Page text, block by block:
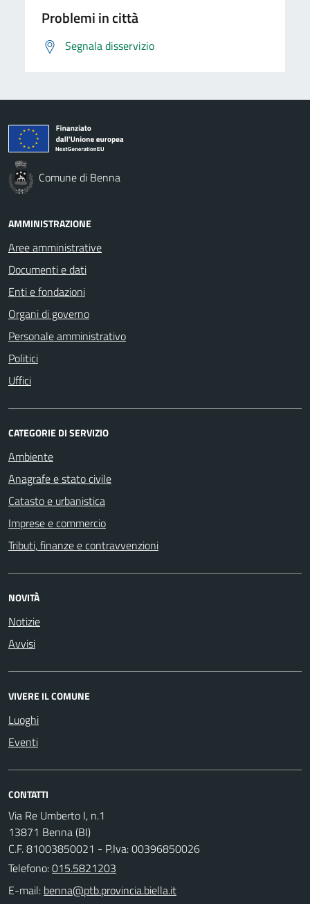
Problemi in città
Segnala disservizio
Comune di Benna
AMMINISTRAZIONE
Aree amministrative
Documenti e dati
Enti e fondazioni
Organi di governo
Personale amministrativo
Politici
Uffici
CATEGORIE DI SERVIZIO
Ambiente
Anagrafe e stato civile
Catasto e urbanistica
Imprese e commercio
Tributi, finanze e contravvenzioni
NOVITÀ
Notizie
Avvisi
VIVERE IL COMUNE
Luoghi
Eventi
CONTATTI
Via Re Umberto I, n.1
13871 Benna (BI)
C.F. 81003850021 - P.Iva: 00396850026
Telefono:015.5821203
E-mail: